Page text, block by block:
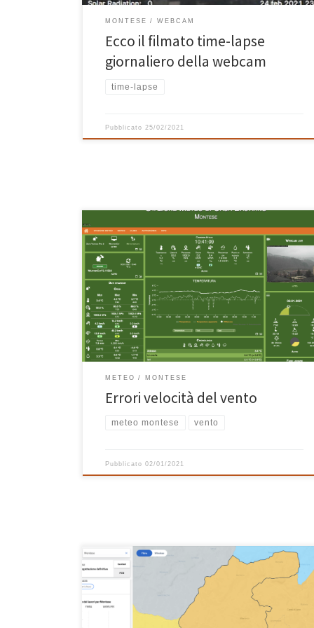
MONTESE WEBCAM
Ecco il filmato time-lapse
giornaliero della webcam
time-lapse
Pubblicato25/02/2021
Evidentemente c’è qualcosa che non funziona nella
stazione meteo di Casa Bastiano: quando piove a
lungo e forte (come ieri e oggi tanto per intenderci), la
rilevazione della velocità del vento dà dei valori
chiaramente errati molto alti. E’ probabile che, dopo
tanti anni (ormai sono 13!), ci sia una […]
METEO MONTESE
Errori velocità del vento
meteo montese vento
Pubblicato02/01/2021
Torno su un argomento a me caro, uno di quelli che fa
la differenza se hai scelto di vivere in montagna, se hai
figli che vanno a scuola, se hai bisogno di lavorare da